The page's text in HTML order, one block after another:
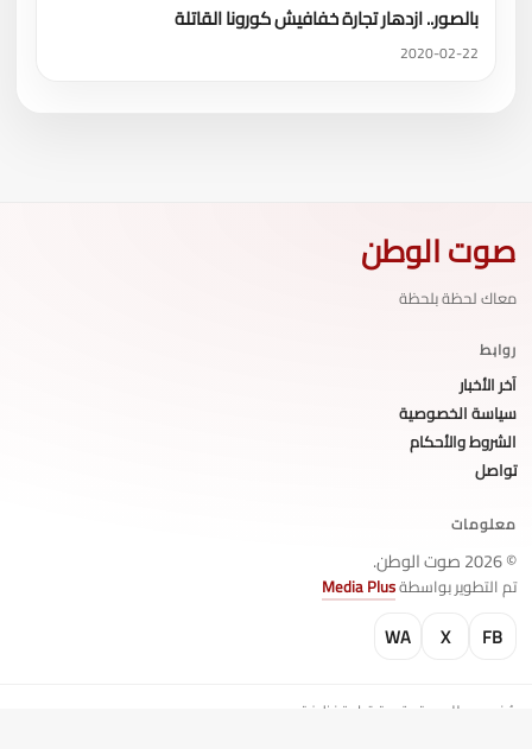
بالصور.. ازدهار تجارة خفافيش كورونا القاتلة
2020-02-22
صوت الوطن
معاك لحظة بلحظة
روابط
آخر الأخبار
سياسة الخصوصية
الشروط والأحكام
تواصل
معلومات
© 2026 صوت الوطن.
تم التطوير بواسطةMedia Plus
FB
X
WA
صُنع بحب للسرعة وتجربة قراءة نظيفة.